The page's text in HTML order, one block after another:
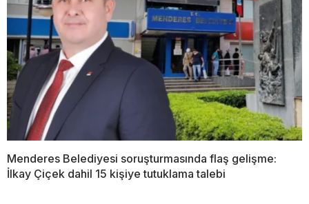
Menderes Belediyesi soruşturmasında flaş gelişme:
İlkay Çiçek dahil 15 kişiye tutuklama talebi